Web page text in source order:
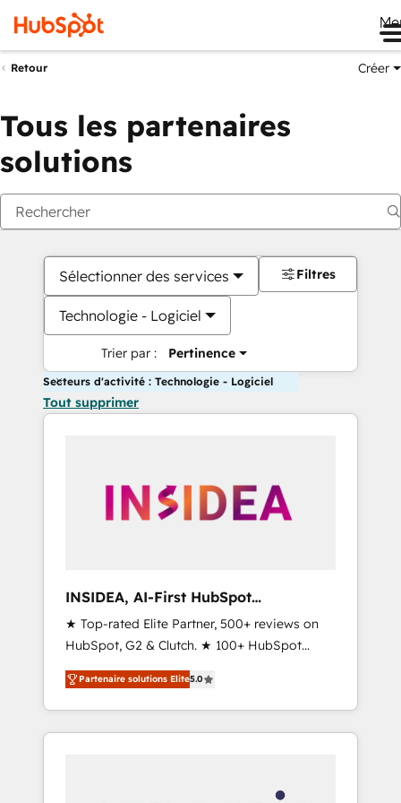
Retour Créer
Tous les partenaires
solutions
Sélectionner des services
Technologie - Logiciel
Trier par : Pertinence
Filtres
Secteurs d'activité : Technologie - Logiciel
Tout supprimer
INSIDEA, AI-First HubSpot
Onboarding & RevOps
★ Top-rated Elite Partner, 500+ reviews on
HubSpot, G2 & Clutch. ★ 100+ HubSpot
Certified Experts & Trainers across the team
★ 1,500+ implementations across five
continents ★ AI-First, RevOps-led,
Onboarding obsessed ★ Company of the
engine. We onboard your team, migrate your
Partenaire solutions Elite5.0